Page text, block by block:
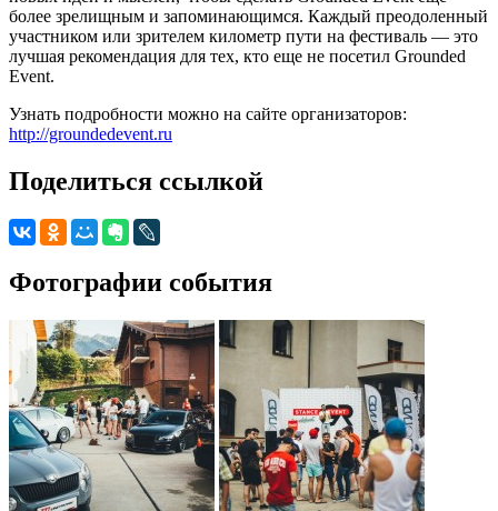
более зрелищным и запоминающимся. Каждый преодоленный
участником или зрителем километр пути на фестиваль — это
лучшая рекомендация для тех, кто еще не посетил Grounded
Event.
Узнать подробности можно на сайте организаторов:
http://groundedevent.ru
Поделиться ссылкой
Фотографии события